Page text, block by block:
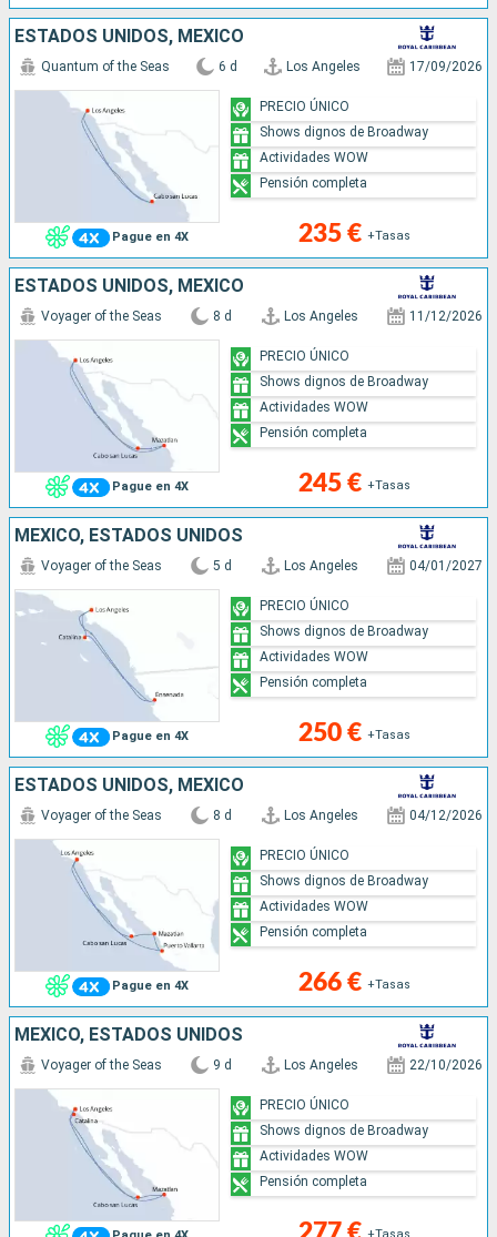
ESTADOS UNIDOS, MÉXICO
Pague en 4X
Quantum of the Seas 6 d Los Angeles 17/09/2026
235 € +Tasas
PRECIO ÚNICO
Shows dignos de Broadway
Actividades WOW
Pensión completa
ESTADOS UNIDOS, MÉXICO
Pague en 4X
Voyager of the Seas 8 d Los Angeles 11/12/2026
245 € +Tasas
PRECIO ÚNICO
Shows dignos de Broadway
Actividades WOW
Pensión completa
MÉXICO, ESTADOS UNIDOS
Pague en 4X
Voyager of the Seas 5 d Los Angeles 04/01/2027
250 € +Tasas
PRECIO ÚNICO
Shows dignos de Broadway
Actividades WOW
Pensión completa
ESTADOS UNIDOS, MÉXICO
Pague en 4X
Voyager of the Seas 8 d Los Angeles 04/12/2026
266 € +Tasas
PRECIO ÚNICO
Shows dignos de Broadway
Actividades WOW
Pensión completa
MÉXICO, ESTADOS UNIDOS
Voyager of the Seas 9 d Los Angeles 22/10/2026
PRECIO ÚNICO
Shows dignos de Broadway
Actividades WOW
Pensión completa